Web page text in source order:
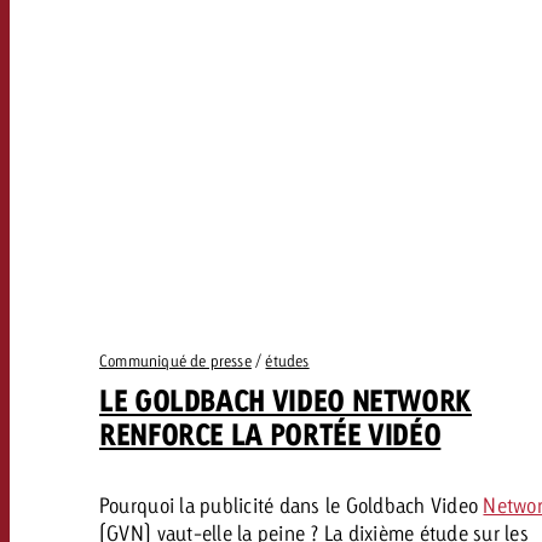
Communiqué de presse/études
LE GOLDBACH VIDEO NETWORK
RENFORCE LA PORTÉE VIDÉO
Pourquoi la publicité dans le Goldbach Video
(GVN) vaut-elle la peine ? La dixième étude sur les